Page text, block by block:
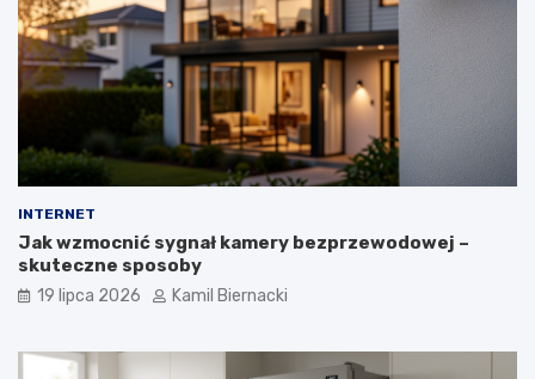
INTERNET
Jak wzmocnić sygnał kamery bezprzewodowej –
skuteczne sposoby
19 lipca 2026 Kamil Biernacki